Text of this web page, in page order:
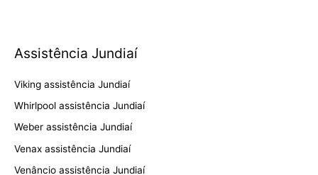
Assistência Jundiaí
Viking assistência Jundiaí
Whirlpool assistência Jundiaí
Weber assistência Jundiaí
Venax assistência Jundiaí
Venâncio assistência Jundiaí